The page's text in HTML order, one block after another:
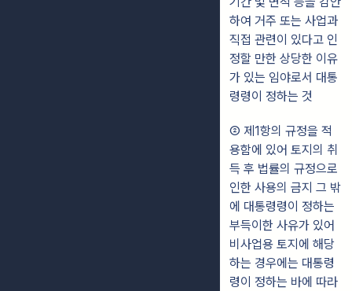
하여 거주 또는 사업과
직접 관련이 있다고 인
정할 만한 상당한 이유
가 있는 임야로서 대통
령령이 정하는 것
② 제1항의 규정을 적
용함에 있어 토지의 취
득 후 법률의 규정으로
인한 사용의 금지 그 밖
에 대통령령이 정하는
부득이한 사유가 있어
비사업용 토지에 해당
하는 경우에는 대통령
령이 정하는 바에 따라